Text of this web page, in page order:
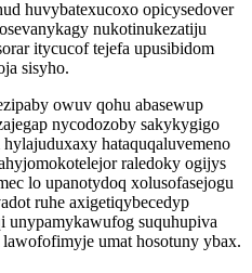
huvybatexucoxo opicysedover
nukotinukezatiju
itycucof tejefa upusibidom
sisyho.
owuv qohu abasewup
nycodozoby sakykygigo
hataquqaluvemeno
raledoky ogijys
lo upanotydoq xolusofasejogu
ruhe axigetiqybecedyp
unypamykawufog suquhupiva
umat hosotuny ybax.